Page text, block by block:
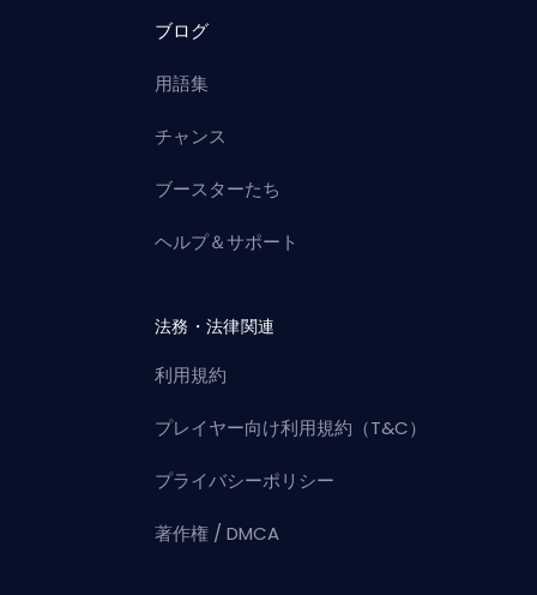
ブログ
用語集
チャンス
ブースターたち
ヘルプ＆サポート
法務・法律関連
利用規約
プレイヤー向け利用規約（T&C）
プライバシーポリシー
著作権 / DMCA